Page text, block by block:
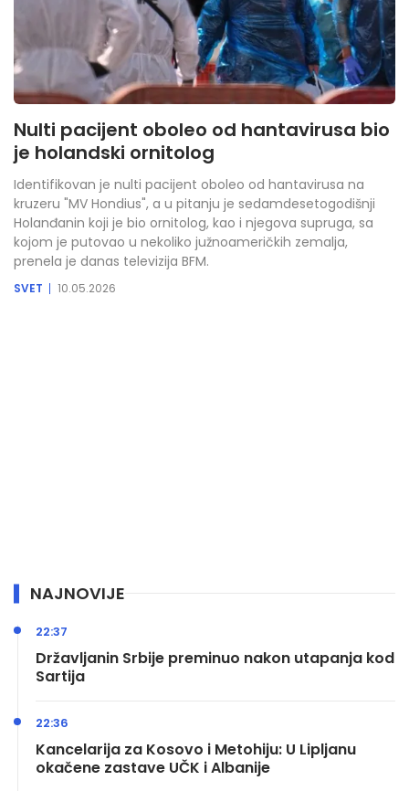
Nulti pacijent oboleo od hantavirusa bio
je holandski ornitolog
Identifikovan je nulti pacijent oboleo od hantavirusa na
kruzeru "MV Hondius", a u pitanju je sedamdesetogodišnji
Holanđanin koji je bio ornitolog, kao i njegova supruga, sa
kojom je putovao u nekoliko južnoameričkih zemalja,
prenela je danas televizija BFM.
SVET 10.05.2026
NAJNOVIJE
Državljanin Srbije preminuo nakon utapanja kod
Sartija
22:37
Kancelarija za Kosovo i Metohiju: U Lipljanu
okačene zastave UČK i Albanije
22:36